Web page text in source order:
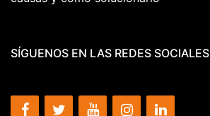
SÍGUENOS EN LAS REDES SOCIALES